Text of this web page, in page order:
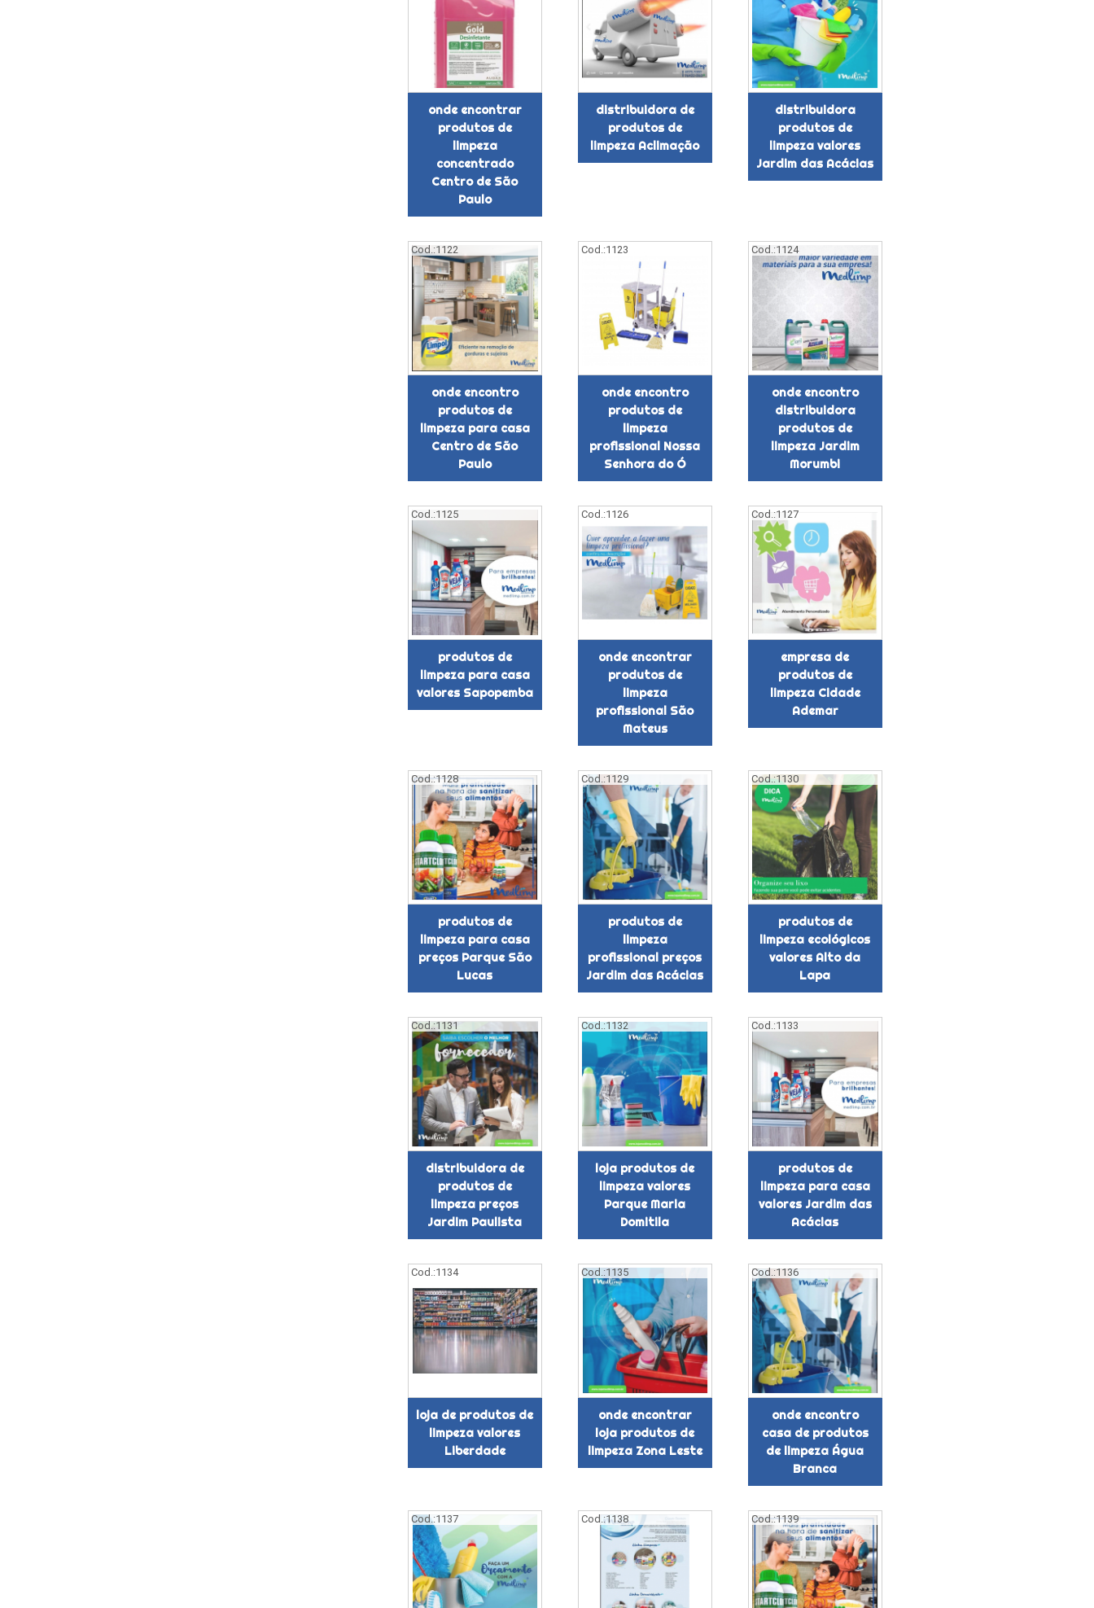
onde encontrar
produtos de
limpeza
concentrado
Centro de São
Paulo
distribuidora de
produtos de
limpeza Aclimação
distribuidora
produtos de
limpeza valores
Jardim das Acácias
Cod.:1122
onde encontro
produtos de
limpeza para casa
Centro de São
Paulo
Cod.:1123
onde encontro
produtos de
limpeza
profissional Nossa
Senhora do Ó
Cod.:1124
onde encontro
distribuidora
produtos de
limpeza Jardim
Morumbi
Cod.:1125
produtos de
limpeza para casa
valores Sapopemba
Cod.:1126
onde encontrar
produtos de
limpeza
profissional São
Mateus
Cod.:1127
empresa de
produtos de
limpeza Cidade
Ademar
Cod.:1128
produtos de
limpeza para casa
preços Parque São
Lucas
Cod.:1129
produtos de
limpeza
profissional preços
Jardim das Acácias
Cod.:1130
produtos de
limpeza ecológicos
valores Alto da
Lapa
Cod.:1131
distribuidora de
produtos de
limpeza preços
Jardim Paulista
Cod.:1132
loja produtos de
limpeza valores
Parque Maria
Domitila
Cod.:1133
produtos de
limpeza para casa
valores Jardim das
Acácias
Cod.:1134
loja de produtos de
limpeza valores
Liberdade
Cod.:1135
onde encontrar
loja produtos de
limpeza Zona Leste
Cod.:1136
onde encontro
casa de produtos
de limpeza Água
Branca
Cod.:1137 Cod.:1138 Cod.:1139